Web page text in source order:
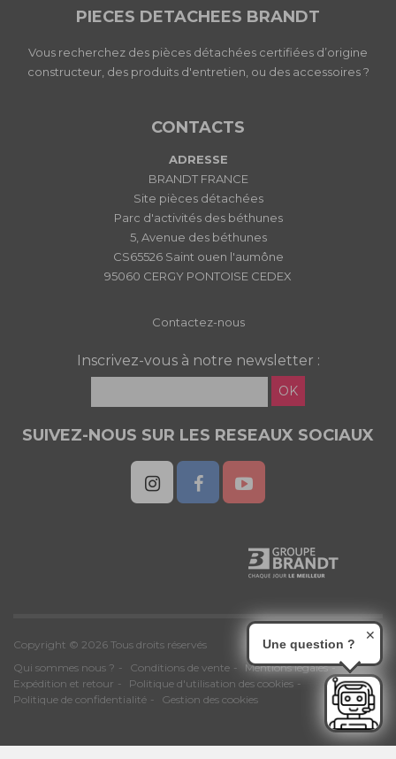
PIECES DETACHEES BRANDT
Vous recherchez des pièces détachées certifiées d’origine
constructeur, des produits d'entretien, ou des accessoires ?
CONTACTS
ADRESSE
BRANDT FRANCE
Site pièces détachées
Parc d'activités des béthunes
5, Avenue des béthunes
CS65526 Saint ouen l'aumône
95060 CERGY PONTOISE CEDEX
Contactez-nous
Inscrivez-vous à notre newsletter :
OK
SUIVEZ-NOUS SUR LES RESEAUX SOCIAUX
Copyright © 2026 Tous droits réservés
Qui sommes nous ?
Conditions de vente
Mentions légales
Expédition et retour
Politique d'utilisation des cookies
Politique de confidentialité
Gestion des cookies
Une question ?
✕